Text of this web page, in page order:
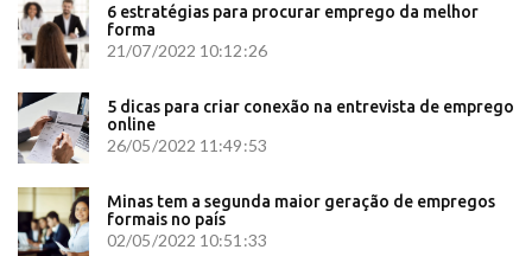
6 estratégias para procurar emprego da melhor
forma
21/07/2022 10:12:26
5 dicas para criar conexão na entrevista de emprego
online
26/05/2022 11:49:53
Minas tem a segunda maior geração de empregos
formais no país
02/05/2022 10:51:33